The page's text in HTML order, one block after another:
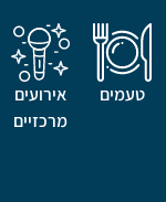
אירועים
מרכזיים